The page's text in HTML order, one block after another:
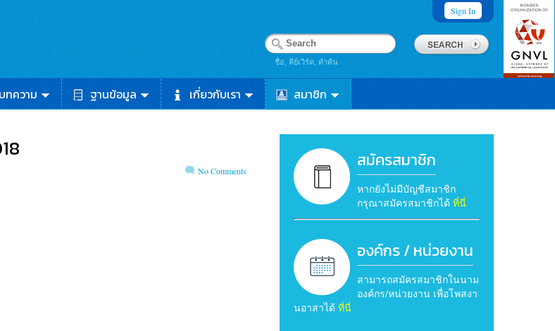
Sign In
ชื่อ, คีย์เวิร์ด, คำค้น
บทความ ฐานข้อมูล เกี่ยวกับเรา สมาชิก
No Comments สมัครสมาชิก
หากยังไม่มีบัญชีสมาชิก
กรุณาสมัครสมาชิกได้ ที่นี่
องค์กร / หน่วยงาน
สามารถสมัครสมาชิกในนาม
องค์กร/หน่วยงาน เพื่อโพสงา
นอาสาได้ ที่นี่